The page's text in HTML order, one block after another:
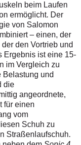
beim Laufen
ermöglicht. Der
von Salomon
– einen, der
den Vortrieb und
Ergebnis ist eine 15-
im Vergleich zu
Belastung und
die
angeordnete,
für einen
vom
Schuh zu
Straßenlaufschuh.